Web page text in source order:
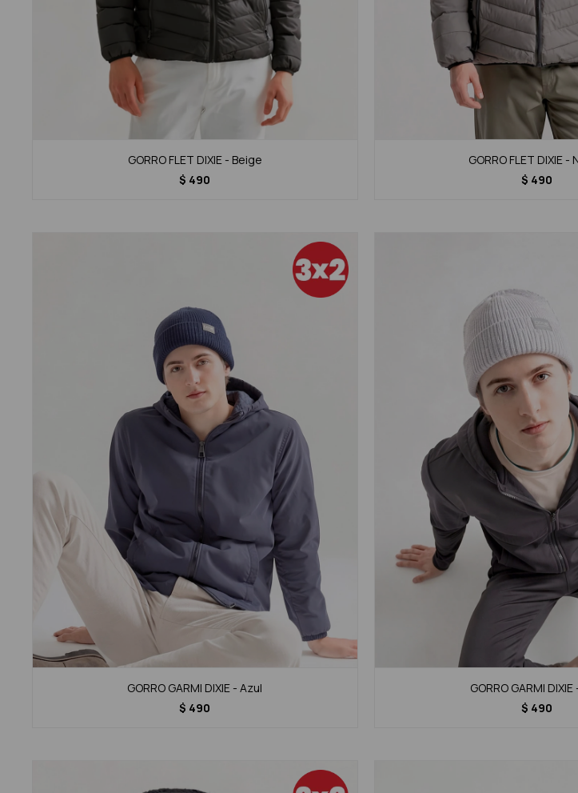
GORRO FLET DIXIE - Beige
$ 490
GORRO FLET DIXIE -
$ 490
GORRO GARMI DIXIE - Azul
$ 490
GORRO GARMI DIXIE
$ 490